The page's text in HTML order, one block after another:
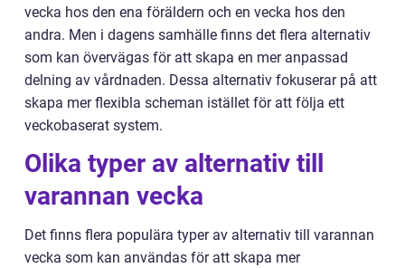
vecka hos den ena föräldern och en vecka hos den
andra. Men i dagens samhälle finns det flera alternativ
som kan övervägas för att skapa en mer anpassad
delning av vårdnaden. Dessa alternativ fokuserar på att
skapa mer flexibla scheman istället för att följa ett
veckobaserat system.
Olika typer av alternativ till
varannan vecka
Det finns flera populära typer av alternativ till varannan
vecka som kan användas för att skapa mer